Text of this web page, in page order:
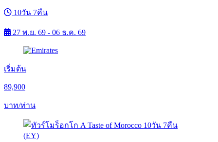
10วัน 7คืน
27 พ.ย. 69 - 06 ธ.ค. 69
เริ่มต้น
89,900
บาท/ท่าน